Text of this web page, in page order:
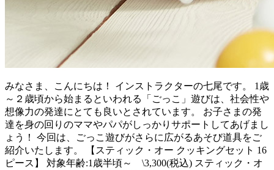
みなさま、こんにちは！ インストラクターの七尾です。 1歳
～２歳頃から始まるといわれる「ごっこ」遊びは、社会性や
想像力の発達にとても良いとされています。 お子さまの発
達を身の回りのママやパパがしっかりサポートしてあげまし
ょう！ 今回は、ごっこ遊びがさらに広がるあそび道具をご
紹介いたします。 【スティック・オー クッキングセット 16
ピース】 対象年齢:1歳半頃～ \3,300(税込) スティック・オ